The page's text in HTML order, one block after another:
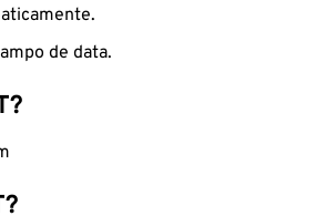
de data.